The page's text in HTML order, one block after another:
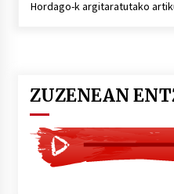
da
2026/07/07
Hordago-k argitaratutako
ZUZENEAN